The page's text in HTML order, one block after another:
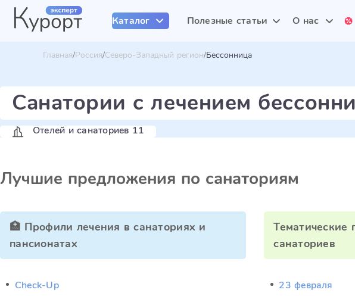
Каталог Полезные статьи О нас
Главная Россия Северо-Западный регион Бессонница
Санатории с лечением
Отелей и санаториев 11
Лучшие предложения по санаториям
🏥 Профили лечения в санаториях и
пансионатах
Check-Up
Тематические
санаториев
23 февраля